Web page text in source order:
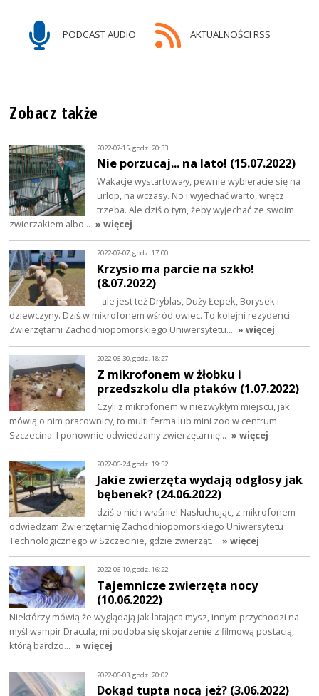
PODCAST AUDIO AKTUALNOŚCI RSS
Zobacz także
2022-07-15, godz. 20:33
Nie porzucaj... na lato! (15.07.2022)
Wakacje wystartowały, pewnie wybieracie się na
urlop, na wczasy. No i wyjechać warto, wręcz
trzeba. Ale dziś o tym, żeby wyjechać ze swoim
zwierzakiem albo… » więcej
2022-07-07, godz. 17:00
Krzysio ma parcie na szkło!
(8.07.2022)
- ale jest też Dryblas, Duży Łepek, Borysek i
dziewczyny. Dziś w mikrofonem wśród owiec. To kolejni rezydenci
Zwierzętarni Zachodniopomorskiego Uniwersytetu… » więcej
2022-06-30, godz. 18:27
Z mikrofonem w żłobku i
przedszkolu dla ptaków (1.07.2022)
Czyli z mikrofonem w niezwykłym miejscu, jak
mówią o nim pracownicy, to multi ferma lub mini zoo w centrum
Szczecina. I ponownie odwiedzamy zwierzętarnię… » więcej
2022-06-24, godz. 19:52
Jakie zwierzęta wydają odgłosy jak
bębenek? (24.06.2022)
dziś o nich właśnie! Nasłuchując, z mikrofonem
odwiedzam Zwierzętarnię Zachodniopomorskiego Uniwersytetu
Technologicznego w Szczecinie, gdzie zwierząt… » więcej
2022-06-10, godz. 16:22
Tajemnicze zwierzęta nocy
(10.06.2022)
Niektórzy mówią że wyglądają jak latająca mysz, innym przychodzi na
myśl wampir Dracula, mi podoba się skojarzenie z filmową postacią,
którą bardzo… » więcej
2022-06-03, godz. 20:02
Dokąd tupta nocą jeż? (3.06.2022)